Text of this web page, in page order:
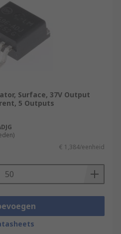
Surface, 37V Output
5 Outputs
€ 1,384/eenheid